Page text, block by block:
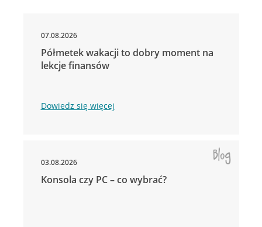
07.08.2026
Półmetek wakacji to dobry moment na
lekcje finansów
Dowiedz się więcej
03.08.2026
Konsola czy PC – co wybrać?